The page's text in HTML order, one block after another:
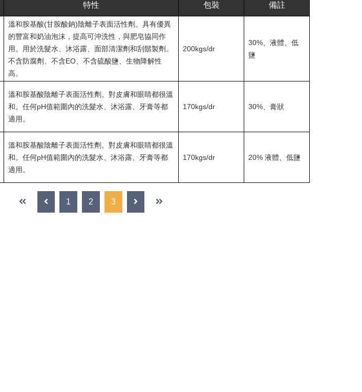
特性 包裝 備註
溫和胺基酸(甘胺酸鈉)陰離子表面活性劑。具有優異
的豐富和奶油泡沫，提高可沖洗性，與肥皂協同作
用。用於洗髮水、沐浴露、面部清潔劑和刮鬍製劑。
不含防腐劑、不含EO、不含硫酸鹽、生物降解性
高。
200kgs/dr
30%、液體、低
鹽
溫和胺基酸陰離子表面活性劑。對皮膚和眼睛都很溫
和。任何pH值範圍內的洗髮水、沐浴露、牙膏等都
適用。
170kgs/dr 30%、膏狀
溫和胺基酸陰離子表面活性劑。對皮膚和眼睛都很溫
和。任何pH值範圍內的洗髮水、沐浴露、牙膏等都
適用。
170kgs/dr 20% 液體、低鹽
1 2 3